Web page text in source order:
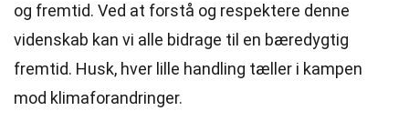
og fremtid. Ved at forstå og respektere denne
videnskab kan vi alle bidrage til en bæredygtig
fremtid. Husk, hver lille handling tæller i kampen
mod klimaforandringer.